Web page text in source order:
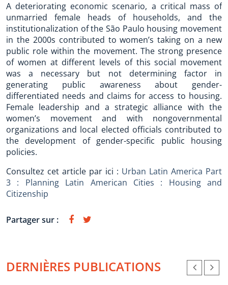
A deteriorating economic scenario, a critical mass of
unmarried female heads of households, and the
institutionalization of the São Paulo housing movement
in the 2000s contributed to women’s taking on a new
public role within the movement. The strong presence
of women at different levels of this social movement
was a necessary but not determining factor in
generating public awareness about gender-
differentiated needs and claims for access to housing.
Female leadership and a strategic alliance with the
women’s movement and with nongovernmental
organizations and local elected officials contributed to
the development of gender-specific public housing
policies.
Consultez cet article par ici : Urban Latin America Part
3 : Planning Latin American Cities : Housing and
Citizenship
Partager sur :
DERNIÈRES PUBLICATIONS